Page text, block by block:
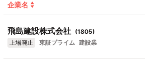
企業名
飛島建設株式会社 (1805)
上場廃止
東証プライム 建設業